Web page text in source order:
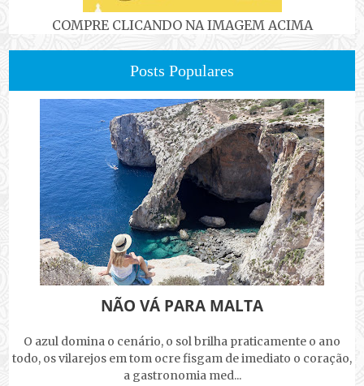
COMPRE CLICANDO NA IMAGEM ACIMA
Posts Populares
NÃO VÁ PARA MALTA
O azul domina o cenário, o sol brilha praticamente o ano
todo, os vilarejos em tom ocre fisgam de imediato o coração,
a gastronomia med...